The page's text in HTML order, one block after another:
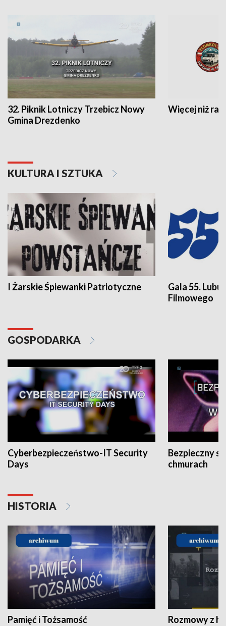
32. Piknik Lotniczy Trzebicz Nowy
Gmina Drezdenko
Więcej niż rajd
KULTURA I SZTUKA
I Żarskie Śpiewanki Patriotyczne
Gala 55.
Filmowego
GOSPODARKA
Cyberbezpieczeństwo-IT Security
Days
Bezpieczny
chmurach
HISTORIA
Pamięć i Tożsamość Rozmowy z